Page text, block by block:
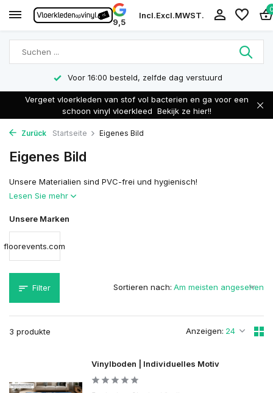
9,5
Incl.Excl.MWST.
Voor 16:00 besteld, zelfde dag verstuurd
Vergeet vloerkleden van stof vol bacterien en ga voor een
schoon vinyl vloerkleed Bekijk ze hier!!
Zurück Startseite Eigenes Bild
Eigenes Bild
Unsere Materialien sind PVC-frei und hygienisch!
Lesen Sie mehr
Unsere Marken
floorevents.com
Filter
3 produkte Anzeigen:
Sortieren nach:
Vinylboden | Individuelles Motiv